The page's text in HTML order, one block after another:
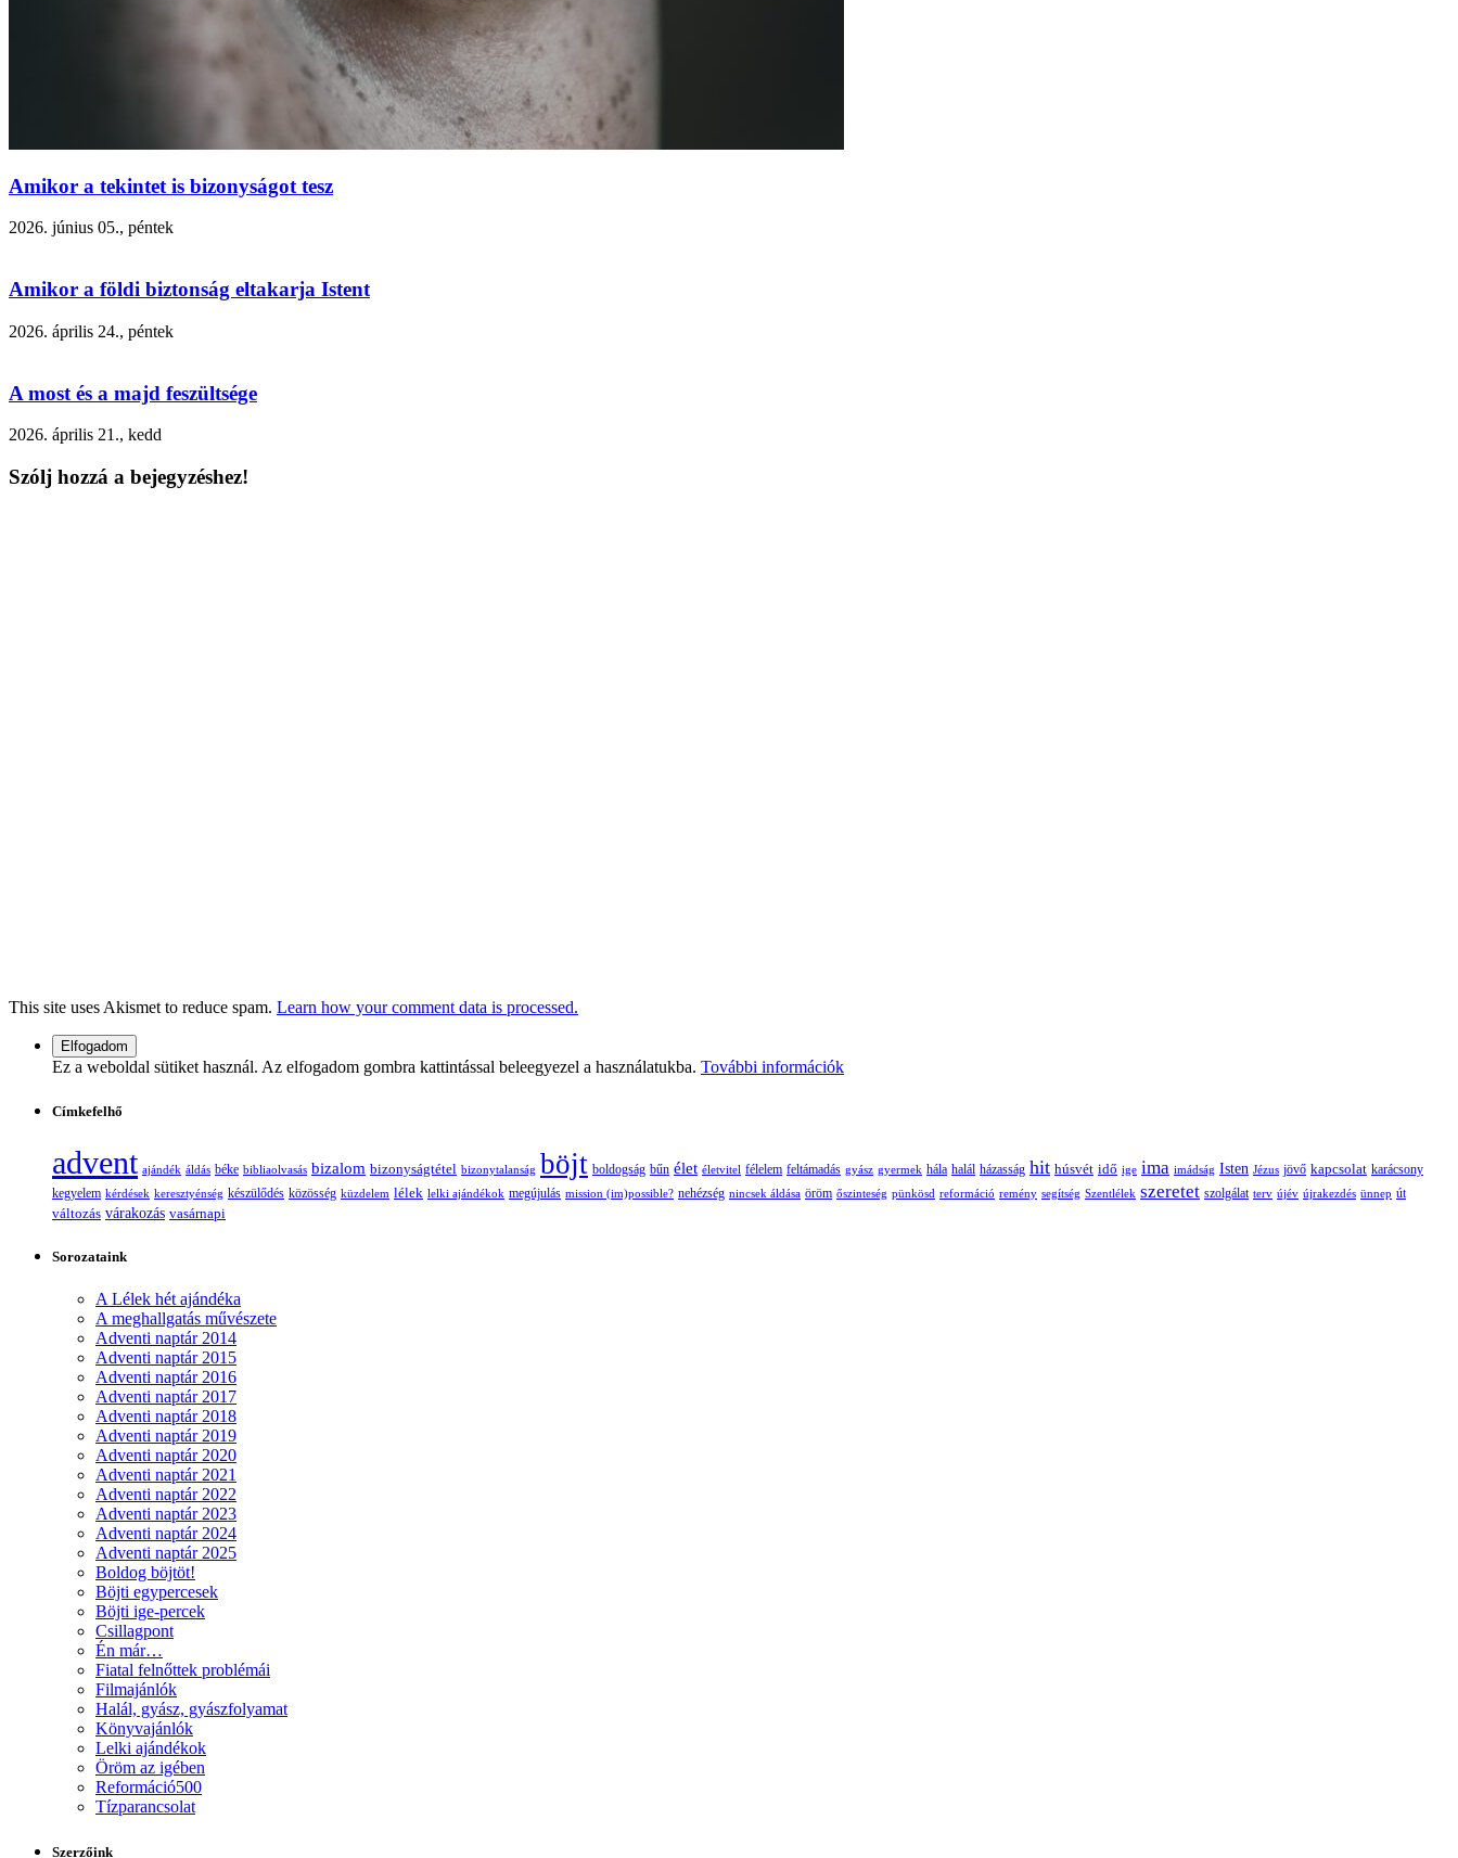
Amikor a tekintet is bizonyságot tesz
2026. június 05., péntek
Amikor a földi biztonság eltakarja Istent
2026. április 24., péntek
A most és a majd feszültsége
2026. április 21., kedd
Szólj hozzá a bejegyzéshez!
This site uses Akismet to reduce spam. Learn how your comment data is processed.
Ez a weboldal sütiket használ. Az elfogadom gombra kattintással beleegyezel a használatukba. További információk
Címkefelhő
advent ajándék áldás béke bibliaolvasás bizalom bizonyságtétel bizonytalanság böjt boldogság bűn élet életvitel félelem feltámadás gyász gyermek hála halál házasság hit húsvét idő ige ima imádság Isten Jézus jövő kapcsolat karácsony
kegyelem kérdések keresztyénség készülődés közösség küzdelem lélek lelki ajándékok megújulás mission (im)possible? nehézség nincsek áldása öröm őszinteség pünkösd reformáció remény segítség Szentlélek szeretet szolgálat terv újév újrakezdés ünnep út
változás várakozás vasárnapi
Sorozataink
A Lélek hét ajándéka
A meghallgatás művészete
Adventi naptár 2014
Adventi naptár 2015
Adventi naptár 2016
Adventi naptár 2017
Adventi naptár 2018
Adventi naptár 2019
Adventi naptár 2020
Adventi naptár 2021
Adventi naptár 2022
Adventi naptár 2023
Adventi naptár 2024
Adventi naptár 2025
Boldog böjtöt!
Böjti egypercesek
Böjti ige-percek
Csillagpont
Én már…
Fiatal felnőttek problémái
Filmajánlók
Halál, gyász, gyászfolyamat
Könyvajánlók
Lelki ajándékok
Öröm az igében
Reformáció500
Tízparancsolat
Szerzőink